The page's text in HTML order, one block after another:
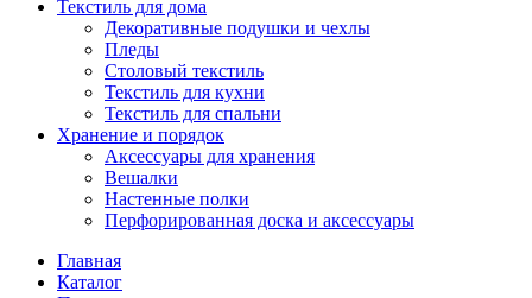
Текстиль для дома
Декоративные подушки и чехлы
Пледы
Столовый текстиль
Текстиль для кухни
Текстиль для спальни
Хранение и порядок
Аксессуары для хранения
Вешалки
Настенные полки
Перфорированная доска и аксессуары
Главная
Каталог